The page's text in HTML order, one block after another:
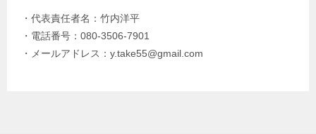
・代表責任者名：竹内洋平
・電話番号：080-3506-7901
・メールアドレス：y.take55@gmail.com